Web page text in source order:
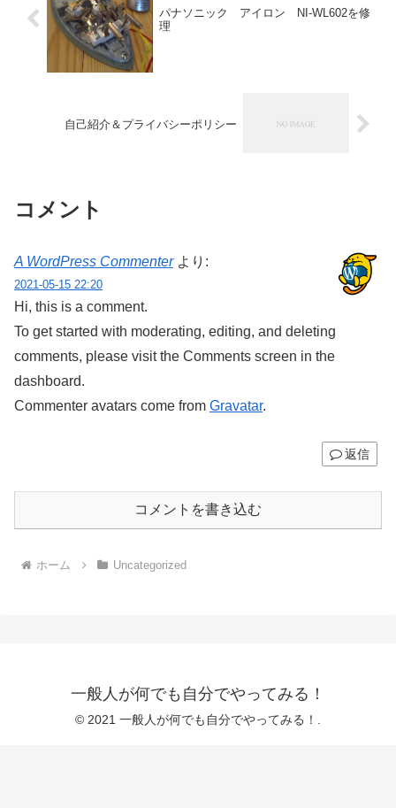
パナソニック アイロン NI-WL602を修
理
自己紹介＆プライバシーポリシー
コメント
A WordPress Commenter より:
2021-05-15 22:20
Hi, this is a comment.
To get started with moderating, editing, and deleting
comments, please visit the Comments screen in the
dashboard.
Commenter avatars come from Gravatar.
返信
コメントを書き込む
ホーム Uncategorized
一般人が何でも自分でやってみる！
© 2021 一般人が何でも自分でやってみる！.